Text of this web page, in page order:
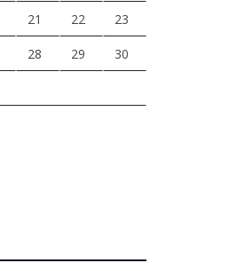
21 22 23
28 29 30